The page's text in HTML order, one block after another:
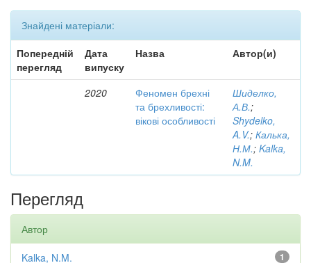
Знайдені матеріали:
Попередній
перегляд
Дата
випуску
Назва Автор(и)
2020
Феномен брехні
та брехливості:
вікові особливості
Шиделко,
А.В.;
Shydelko,
A.V.; Калька,
Н.М.; Kalka,
N.M.
Перегляд
Автор
1
Kalka, N.M.